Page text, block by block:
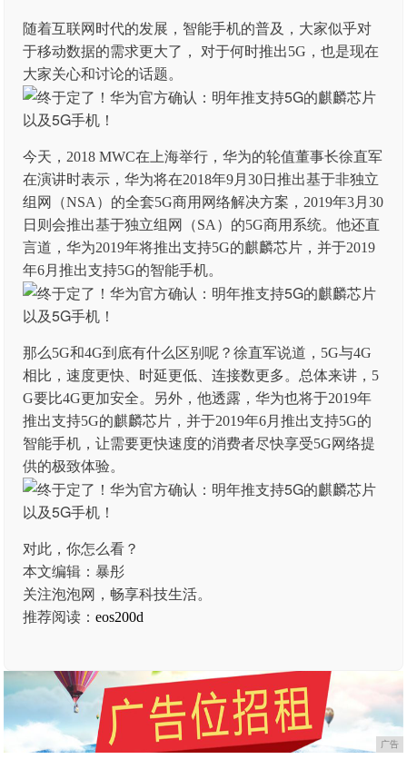
随着互联网时代的发展，智能手机的普及，大家似乎对
于移动数据的需求更大了， 对于何时推出5G，也是现在
大家关心和讨论的话题。
今天，2018 MWC在上海举行，华为的轮值董事长徐直军
在演讲时表示，华为将在2018年9月30日推出基于非独立
组网（NSA）的全套5G商用网络解决方案，2019年3月30
日则会推出基于独立组网（SA）的5G商用系统。他还直
言道，华为2019年将推出支持5G的麒麟芯片，并于2019
年6月推出支持5G的智能手机。
那么5G和4G到底有什么区别呢？徐直军说道，5G与4G
相比，速度更快、时延更低、连接数更多。总体来讲，5
G要比4G更加安全。另外，他透露，华为也将于2019年
推出支持5G的麒麟芯片，并于2019年6月推出支持5G的
智能手机，让需要更快速度的消费者尽快享受5G网络提
供的极致体验。
对此，你怎么看？
本文编辑：暴彤
关注泡泡网，畅享科技生活。
推荐阅读：eos200d
广告